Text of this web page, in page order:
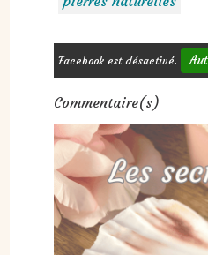
Facebook est désactivé.
Commentaire(s)